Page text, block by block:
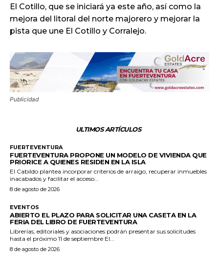
El Cotillo, que se iniciará ya este año, así como la
mejora del litoral del norte majorero y mejorar la
pista que une El Cotillo y Corralejo.
Publicidad
ULTIMOS ARTÍCULOS
FUERTEVENTURA
FUERTEVENTURA PROPONE UN MODELO DE VIVIENDA QUE
PRIORICE A QUIENES RESIDEN EN LA ISLA
El Cabildo plantea incorporar criterios de arraigo, recuperar inmuebles
inacabados y facilitar el acceso...
8 de agosto de 2026
EVENTOS
ABIERTO EL PLAZO PARA SOLICITAR UNA CASETA EN LA
FERIA DEL LIBRO DE FUERTEVENTURA
Librerías, editoriales y asociaciones podrán presentar sus solicitudes
hasta el próximo 11 de septiembre El...
8 de agosto de 2026